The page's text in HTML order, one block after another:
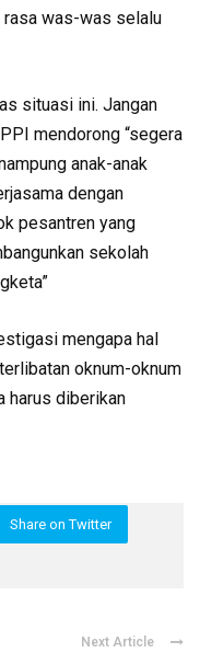
rasa was-was selalu
situasi ini. Jangan
mendorong “segera
anak-anak
dengan
pesantren yang
sekolah
mengapa hal
oknum-oknum
harus diberikan
Share on Twitter
Next Article